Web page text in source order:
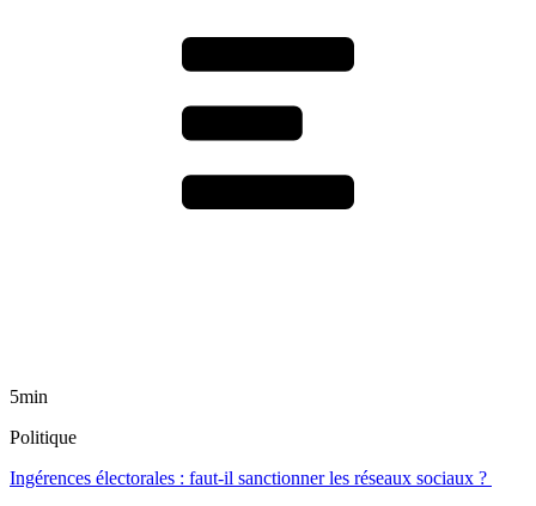
5min
Politique
Ingérences électorales : faut-il sanctionner les réseaux sociaux ?